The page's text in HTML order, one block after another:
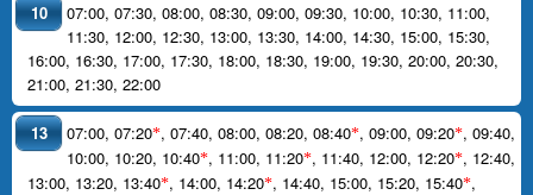
10 07:00, 07:30, 08:00, 08:30, 09:00, 09:30, 10:00, 10:30, 11:00,
11:30, 12:00, 12:30, 13:00, 13:30, 14:00, 14:30, 15:00, 15:30,
16:00, 16:30, 17:00, 17:30, 18:00, 18:30, 19:00, 19:30, 20:00, 20:30,
21:00, 21:30, 22:00
13 07:00, 07:20*, 07:40, 08:00, 08:20, 08:40*, 09:00, 09:20*, 09:40,
10:00, 10:20, 10:40*, 11:00, 11:20*, 11:40, 12:00, 12:20*, 12:40,
13:00, 13:20, 13:40*, 14:00, 14:20*, 14:40, 15:00, 15:20, 15:40*,